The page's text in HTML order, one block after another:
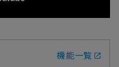
機能一覧